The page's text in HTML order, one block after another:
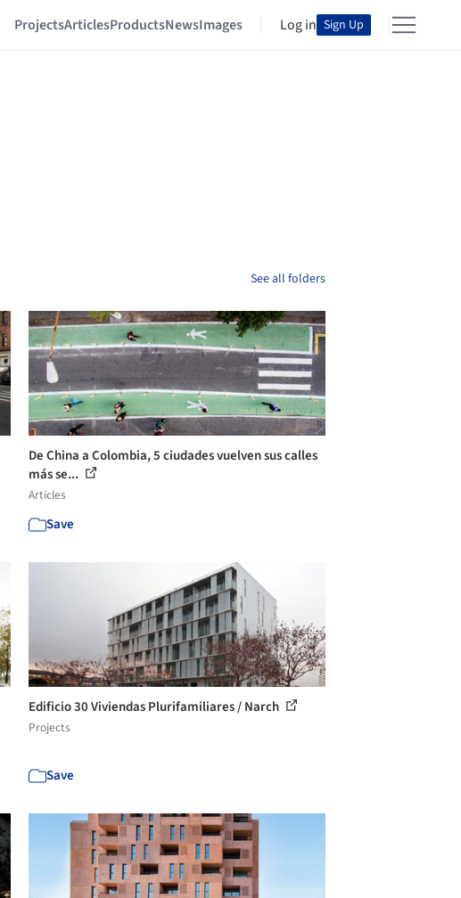
ProjectsArticlesProductsNewsImages Log in Sign Up
See all folders
De China a Colombia, 5 ciudades vuelven sus calles
más se...
Articles
Save
Edificio 30 Viviendas Plurifamiliares / Narch
Projects
Save